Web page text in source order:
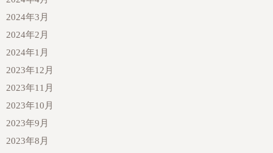
2024年3月
2024年2月
2024年1月
2023年12月
2023年11月
2023年10月
2023年9月
2023年8月